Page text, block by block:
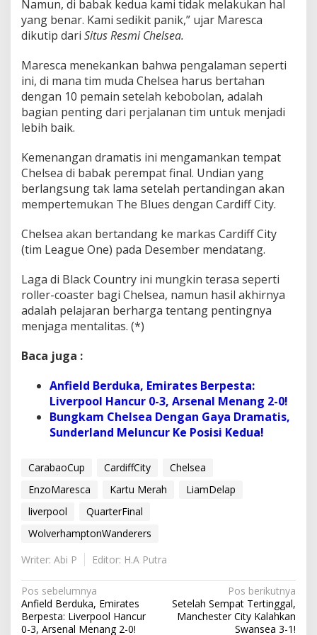
Namun, di babak kedua kami tidak melakukan hal
yang benar. Kami sedikit panik,” ujar Maresca
dikutip dari Situs Resmi Chelsea.
Maresca menekankan bahwa pengalaman seperti
ini, di mana tim muda Chelsea harus bertahan
dengan 10 pemain setelah kebobolan, adalah
bagian penting dari perjalanan tim untuk menjadi
lebih baik.
Kemenangan dramatis ini mengamankan tempat
Chelsea di babak perempat final. Undian yang
berlangsung tak lama setelah pertandingan akan
mempertemukan The Blues dengan Cardiff City.
Chelsea akan bertandang ke markas Cardiff City
(tim League One) pada Desember mendatang.
Laga di Black Country ini mungkin terasa seperti
roller-coaster bagi Chelsea, namun hasil akhirnya
adalah pelajaran berharga tentang pentingnya
menjaga mentalitas. (*)
Baca juga :
Anfield Berduka, Emirates Berpesta:
Liverpool Hancur 0-3, Arsenal Menang 2-0!
Bungkam Chelsea Dengan Gaya Dramatis,
Sunderland Meluncur Ke Posisi Kedua!
CarabaoCup CardiffCity
Chelsea
EnzoMaresca
Kartu Merah
LiamDelap
liverpool
QuarterFinal
WolverhamptonWanderers
Writer: Abi P
Editor: H.A Putra
N
a
Pos sebelumnya
Anfield Berduka, Emirates
Berpesta: Liverpool Hancur
0-3, Arsenal Menang 2-0!
Pos berikutnya
Setelah Sempat Tertinggal,
Manchester City Kalahkan
Swansea 3-1!